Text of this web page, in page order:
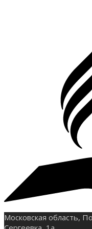
Московская область,